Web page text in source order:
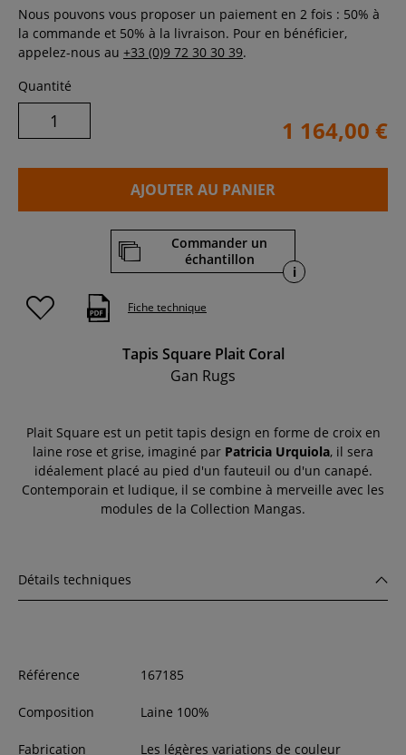
Nous pouvons vous proposer un paiement en 2 fois : 50% à
la commande et 50% à la livraison. Pour en bénéficier,
appelez-nous au +33 (0)9 72 30 30 39.
Quantité
1 164,00 €
AJOUTER AU PANIER
Commander un
échantillon
i
Fiche technique
Tapis Square Plait Coral
Gan Rugs
Plait Square est un petit tapis design en forme de croix en
laine rose et grise, imaginé par Patricia Urquiola, il sera
idéalement placé au pied d'un fauteuil ou d'un canapé.
Contemporain et ludique, il se combine à merveille avec les
modules de la Collection Mangas.
Détails techniques
Référence 167185
Composition Laine 100%
Fabrication
Les légères variations de couleur